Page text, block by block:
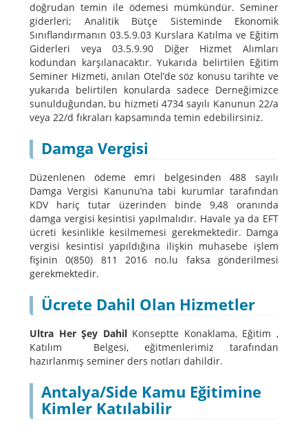
doğrudan temin ile ödemesi mümkündür. Seminer
giderleri; Analitik Bütçe Sisteminde Ekonomik
Sınıflandırmanın 03.5.9.03 Kurslara Katılma ve Eğitim
Giderleri veya 03.5.9.90 Diğer Hizmet Alımları
kodundan karşılanacaktır. Yukarıda belirtilen Eğitim
Seminer Hizmeti, anılan Otel’de söz konusu tarihte ve
yukarıda belirtilen konularda sadece Derneğimizce
sunulduğundan, bu hizmeti 4734 sayılı Kanunun 22/a
veya 22/d fıkraları kapsamında temin edebilirsiniz.
Damga Vergisi
Düzenlenen ödeme emri belgesinden 488 sayılı
Damga Vergisi Kanunu’na tabi kurumlar tarafından
KDV hariç tutar üzerinden binde 9,48 oranında
damga vergisi kesintisi yapılmalıdır. Havale ya da EFT
ücreti kesinlikle kesilmemesi gerekmektedir. Damga
vergisi kesintisi yapıldığına ilişkin muhasebe işlem
fişinin 0(850) 811 2016 no.lu faksa gönderilmesi
gerekmektedir.
Ücrete Dahil Olan Hizmetler
Ultra Her Şey Dahil Konseptte Konaklama, Eğitim ,
Katılım Belgesi, eğitmenlerimiz tarafından
hazırlanmış seminer ders notları dahildir.
Antalya/Side Kamu Eğitimine
Kimler Katılabilir